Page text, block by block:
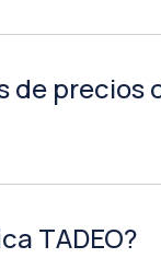
de precios
TADEO?